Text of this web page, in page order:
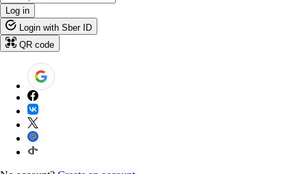
Log in
Login with Sber ID
QR code